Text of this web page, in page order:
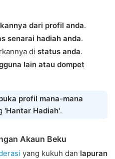
dari profil anda.
senarai hadiah anda.
di status anda.
lain atau dompet
profil mana-mana
'Hantar Hadiah'.
Akaun Beku
yang kukuh dan lapuran